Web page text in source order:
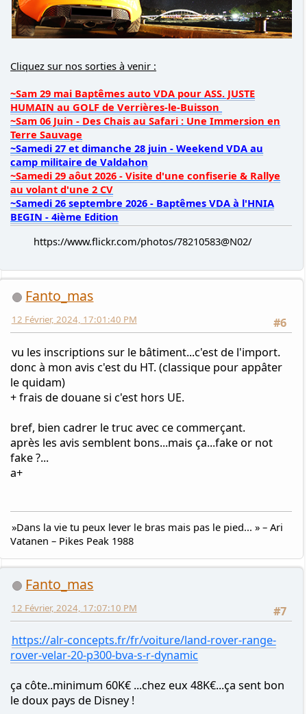
Cliquez sur nos sorties à venir :
HUMAIN au GOLF de Verrières-le-Buisson
Terre Sauvage
~Samedi 27 et dimanche 28 juin - Weekend VDA au
camp militaire de Valdahon
~Samedi 29 aôut 2026 - Visite d'une confiserie & Rallye
au volant d'une 2 CV
~Samedi 26 septembre 2026 - Baptêmes VDA à l'HNIA
BEGIN - 4ième Edition
https://www.flickr.com/photos/78210583@N02/
#6
12 Février, 2024, 17:01:40 PM
donc à mon avis c'est du HT. (classique pour appâter
+ frais de douane si c'est hors UE.
bref, bien cadrer le truc avec ce commerçant.
après les avis semblent bons...mais ça...fake or not
a+
Fanto_mas
#7
12 Février, 2024, 17:07:10 PM
https://alr-concepts.fr/fr/voiture/land-rover-range-
rover-velar-20-p300-bva-s-r-dynamic
ça côte..minimum 60K€ ...chez eux 48K€...ça sent bon
le doux pays de Disney !
»Dans la vie tu peux lever le bras mais pas le pied... » – Ari